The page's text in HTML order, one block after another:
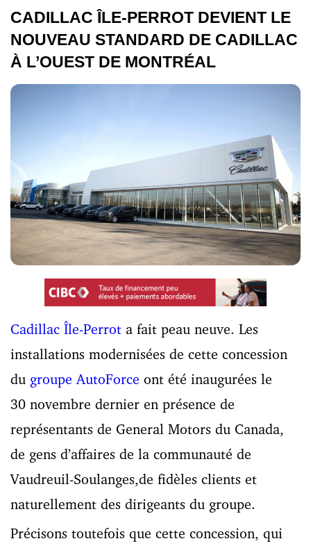
CADILLAC ÎLE-PERROT DEVIENT LE
NOUVEAU STANDARD DE CADILLAC
À L’OUEST DE MONTRÉAL
Cadillac Île-Perrot a fait peau neuve. Les
installations modernisées de cette concession
du groupe AutoForce ont été inaugurées le
30 novembre dernier en présence de
représentants de General Motors du Canada,
de gens d’affaires de la communauté de
Vaudreuil-Soulanges,de fidèles clients et
naturellement des dirigeants du groupe.
Précisons toutefois que cette concession, qui